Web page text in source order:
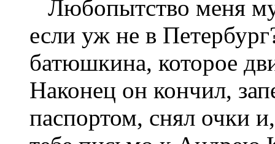
Любопытство меня
если уж не в
батюшкина, которое
Наконец он кончил,
паспортом, снял очки